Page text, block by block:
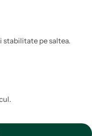
pe saltea.